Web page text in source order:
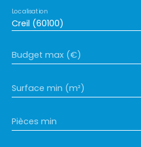
Creil (60100)
Localisation
Budget max (€)
Surface min (m²)
Pièces min